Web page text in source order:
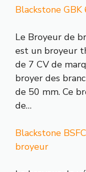
Blackstone
Le Broyeur de
est un broyeur
de 7 CV de
broyer des
de 50 mm. Ce
de…
Blackstone
broyeur